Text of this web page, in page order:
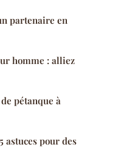
partenaire en
homme : alliez
pétanque à
astuces pour des